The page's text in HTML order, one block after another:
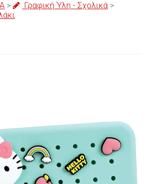
> Γραφική Ύλη - Σχολικά >